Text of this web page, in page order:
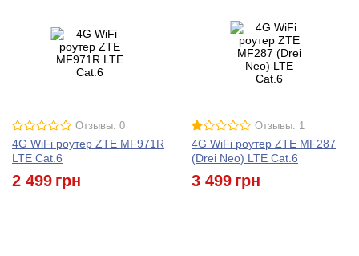
Отзывы: 0
4G WiFi роутер ZTE MF971R
LTE Cat.6
2 499 грн
Отзывы: 1
4G WiFi роутер ZTE MF287
(Drei Neo) LTE Cat.6
3 499 грн